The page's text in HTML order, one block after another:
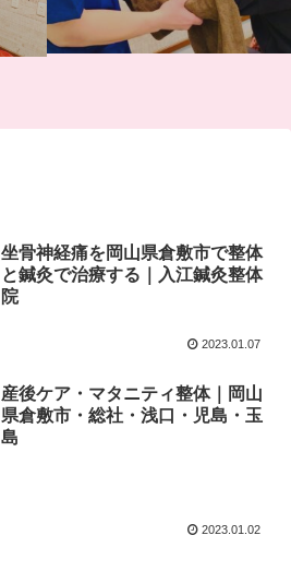
坐骨神経痛を岡山県倉敷市で整体
と鍼灸で治療する｜入江鍼灸整体
院
2023.01.07
産後ケア・マタニティ整体｜岡山
県倉敷市・総社・浅口・児島・玉
島
2023.01.02